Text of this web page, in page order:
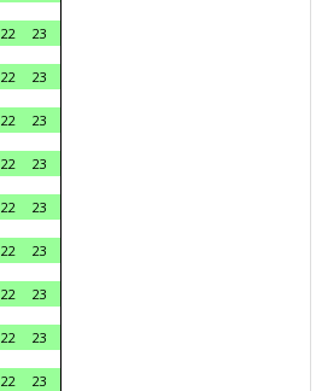
22
23
22
23
22
23
22
23
22
23
22
23
22
23
22
23
22
23